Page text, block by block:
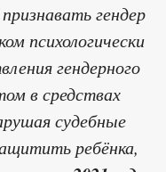
гендер
психологически
гендерного
в средствах
судебные
ребёнка,